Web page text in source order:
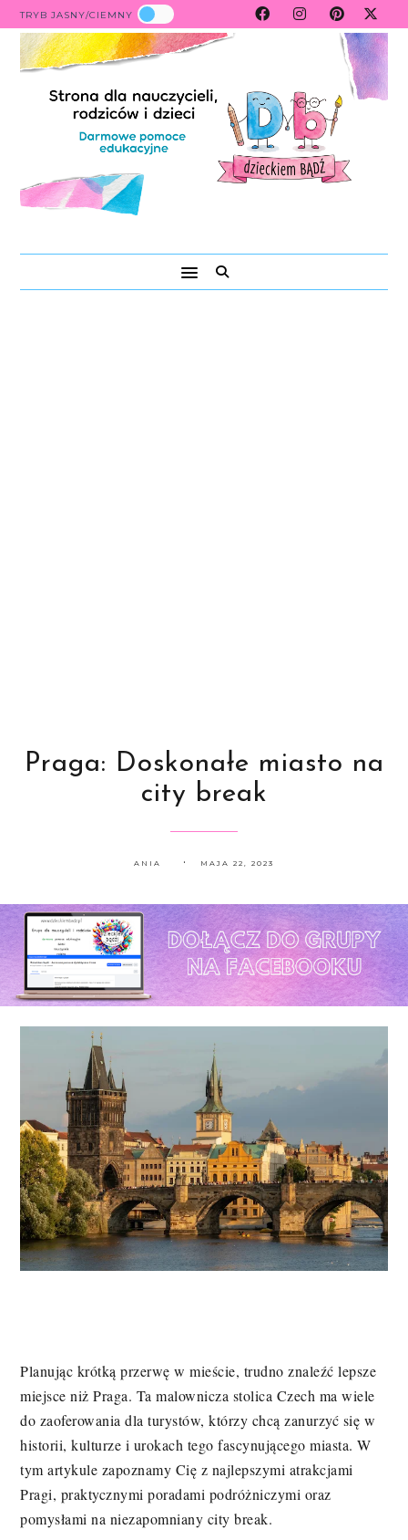
TRYB JASNY/CIEMNY
Praga: Doskonałe miasto na
city break
ANIA MAJA 22, 2023
Planując krótką przerwę w mieście, trudno znaleźć lepsze
miejsce niż Praga. Ta malownicza stolica Czech ma wiele
do zaoferowania dla turystów, którzy chcą zanurzyć się w
historii, kulturze i urokach tego fascynującego miasta. W
tym artykule zapoznamy Cię z najlepszymi atrakcjami
Pragi, praktycznymi poradami podróżniczymi oraz
pomysłami na niezapomniany city break.